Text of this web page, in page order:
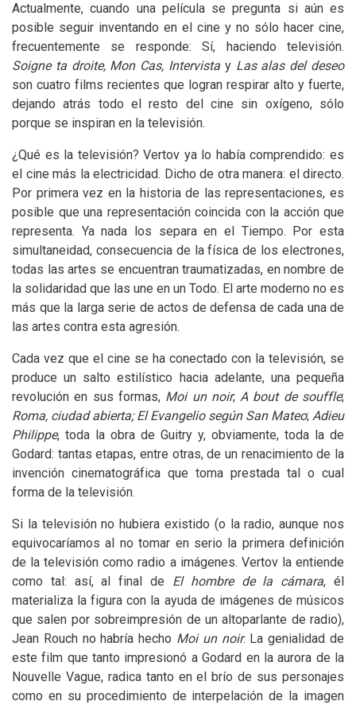
Actualmente, cuando una película se pregunta si aún es
posible seguir inventando en el cine y no sólo hacer cine,
frecuentemente se responde: Sí, haciendo televisión.
Soigne ta droite, Mon Cas, Intervista y Las alas del deseo
son cuatro films recientes que logran respirar alto y fuerte,
dejando atrás todo el resto del cine sin oxígeno, sólo
porque se inspiran en la televisión.
¿Qué es la televisión? Vertov ya lo había comprendido: es
el cine más la electricidad. Dicho de otra manera: el directo.
Por primera vez en la historia de las representaciones, es
posible que una representación coincida con la acción que
representa. Ya nada los separa en el Tiempo. Por esta
simultaneidad, consecuencia de la física de los electrones,
todas las artes se encuentran traumatizadas, en nombre de
la solidaridad que las une en un Todo. El arte moderno no es
más que la larga serie de actos de defensa de cada una de
las artes contra esta agresión.
Cada vez que el cine se ha conectado con la televisión, se
produce un salto estilístico hacia adelante, una pequeña
revolución en sus formas, Moi un noir;A bout de souffle;
Roma, ciudad abierta; El Evangelio según San Mateo; Adieu
Philippe, toda la obra de Guitry y, obviamente, toda la de
Godard: tantas etapas, entre otras, de un renacimiento de la
invención cinematográfica que toma prestada tal o cual
forma de la televisión.
Si la televisión no hubiera existido (o la radio, aunque nos
equivocaríamos al no tomar en serio la primera definición
de la televisión como radio a imágenes. Vertov la entiende
como tal: así, al final de El hombre de la cámara, él
materializa la figura con la ayuda de imágenes de músicos
que salen por sobreimpresión de un altoparlante de radio),
Jean Rouch no habría hecho Moi un noir. La genialidad de
este film que tanto impresionó a Godard en la aurora de la
Nouvelle Vague, radica tanto en el brío de sus personajes
como en su procedimiento de interpelación de la imagen